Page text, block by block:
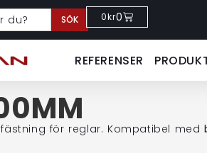
SÖK 0kr0
REFERENSER
för reglar. Kompatibel med